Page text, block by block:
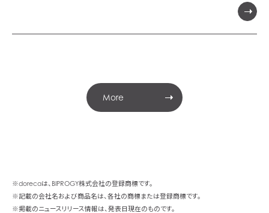
More
※dorecaは、BIPROGY株式会社の登録商標です。
※記載の会社名および商品名は、各社の商標または登録商標です。
※掲載のニュースリリース情報は、発表日現在のものです。